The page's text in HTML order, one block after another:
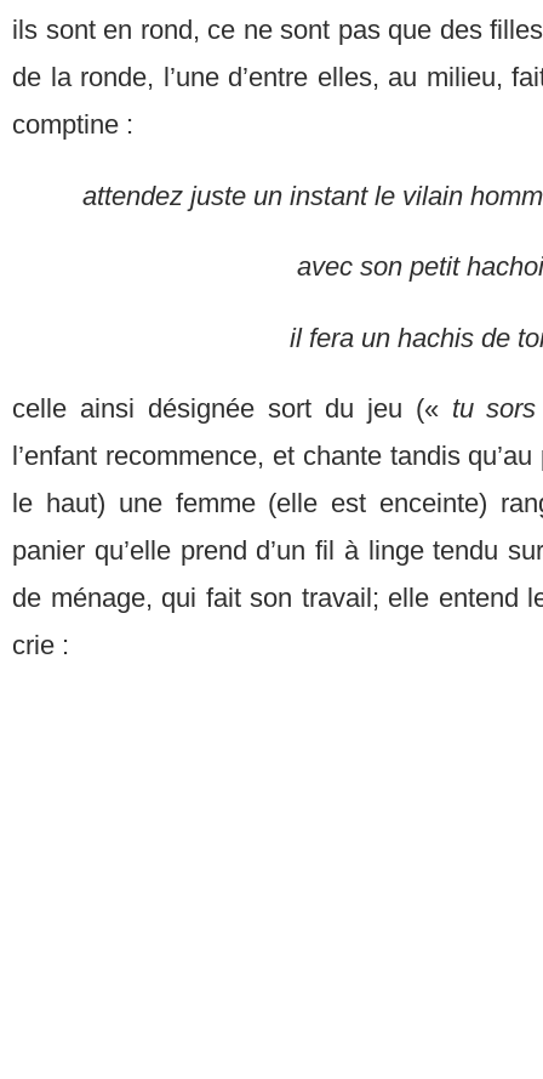
ils sont en rond, ce ne sont pas que des
de la ronde, l’une d’entre elles, au milieu,
comptine :
attendez juste un instant le vilain
avec son petit
il fera un hachis de
celle ainsi désignée sort du jeu (« tu sors
l’enfant recommence, et chante tandis
le haut) une femme (elle est enceinte)
panier qu’elle prend d’un fil à linge tendu
de ménage, qui fait son travail; elle entend
crie :